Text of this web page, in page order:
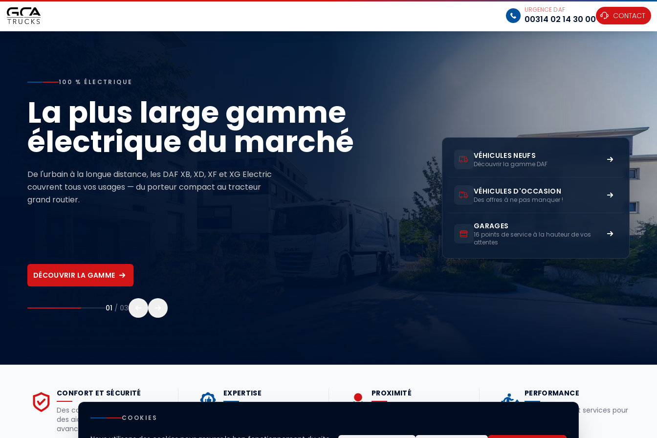
URGENCE DAF
00314 02 14 30 00 CONTACT
100 % ÉLECTRIQUE
La plus large gamme
électrique du marché
De l'urbain à la longue distance, les DAF XB, XD, XF et XG Electric
couvrent tous vos usages — du porteur compact au tracteur
grand routier.
DÉCOUVRIR LA GAMME
01 / 03
VÉHICULES NEUFS
Découvrir la gamme DAF
VÉHICULES D'OCCASION
Des offres à ne pas manquer !
GARAGES
16 points de service à la hauteur de vos
attentes
CONFORT ET SÉCURITÉ
Des cabines ergonomiques et
des aides à la conduite
avancées.
EXPERTISE
PROXIMITÉ
PERFORMANCE
Des véhicules et services pour
COOKIES